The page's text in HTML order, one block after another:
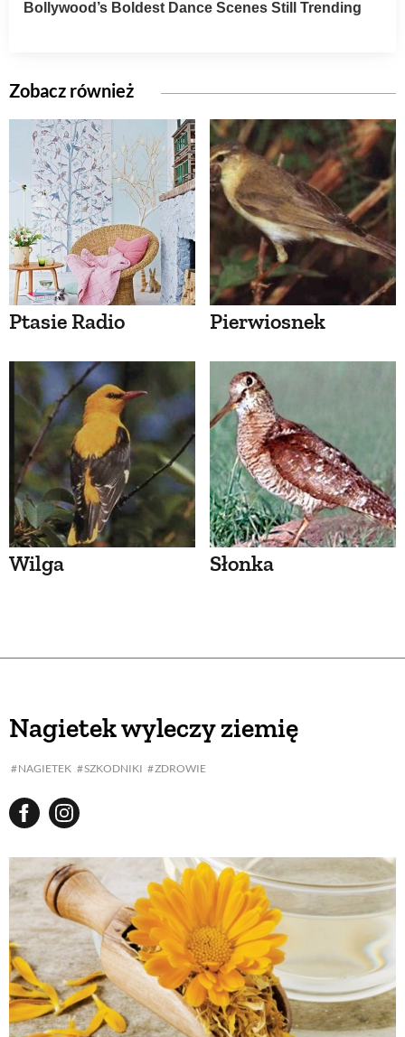
Zobacz również
Ptasie Radio Pierwiosnek
Wilga Słonka
Nagietek wyleczy ziemię
NAGIETEK SZKODNIKI ZDROWIE